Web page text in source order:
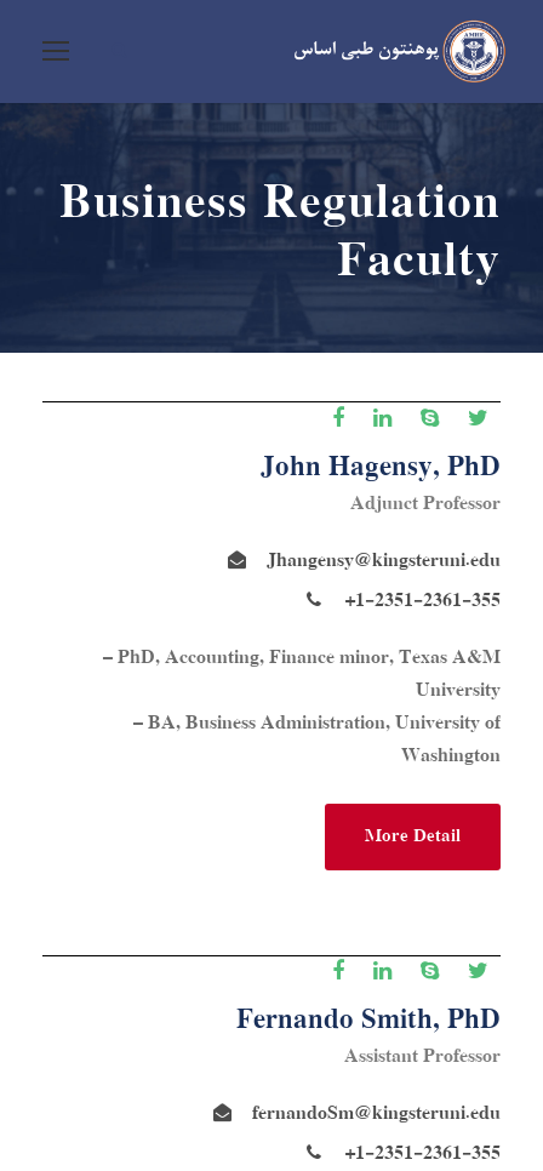
Business Regulation
Faculty
John Hagensy, PhD
Adjunct Professor
Jhangensy@kingsteruni.edu
+1-2351-2361-355
– PhD, Accounting, Finance minor, Texas A&M
University
– BA, Business Administration, University of
Washington
More Detail
Fernando Smith, PhD
Assistant Professor
fernandoSm@kingsteruni.edu
+1-2351-2361-355